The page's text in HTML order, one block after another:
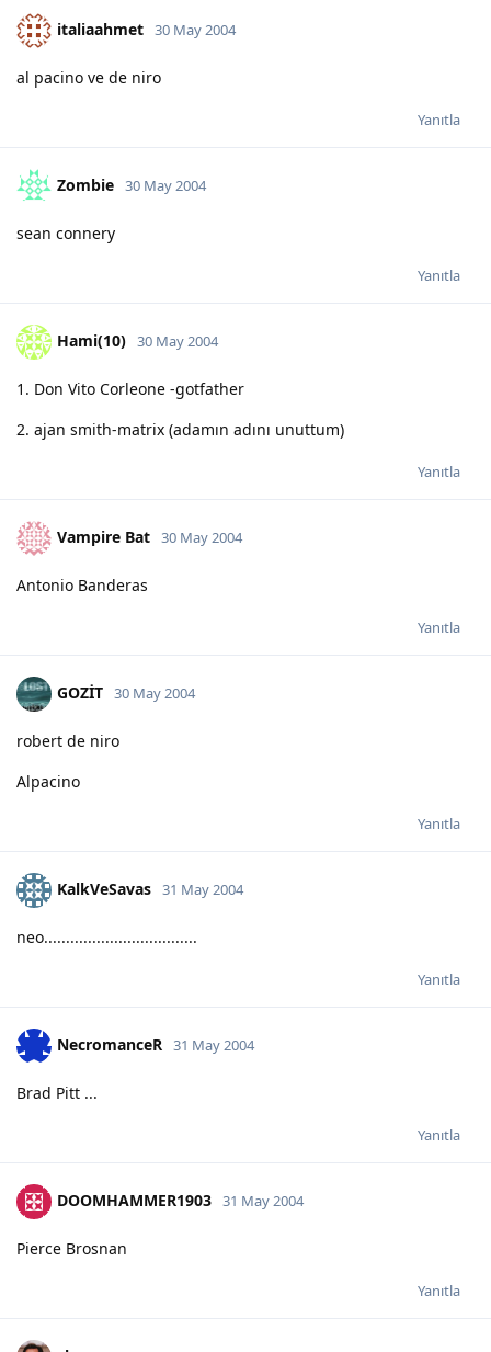
italiaahmet 30 May 2004
al pacino ve de niro
Yanıtla
Zombie 30 May 2004
sean connery
Yanıtla
Hami(10) 30 May 2004
1. Don Vito Corleone -gotfather
2. ajan smith-matrix (adamın adını unuttum)
Yanıtla
Vampire Bat 30 May 2004
Antonio Banderas
Yanıtla
GOZİT 30 May 2004
robert de niro
Alpacino
Yanıtla
KalkVeSavas 31 May 2004
neo...................................
Yanıtla
NecromanceR 31 May 2004
Brad Pitt ...
Yanıtla
DOOMHAMMER1903 31 May 2004
Pierce Brosnan
Yanıtla